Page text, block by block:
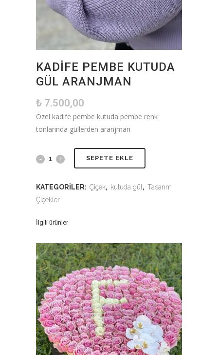
KADIFE PEMBE KUTUDA
GÜL ARANJMAN
₺ 7.500,00
Özel kadife pembe kutuda pembe renk
tonlarında güllerden aranjman
SEPETE EKLE
KATEGORILER: Çiçek, kutuda gül , Tasarım
Çiçekler
İlgili ürünler